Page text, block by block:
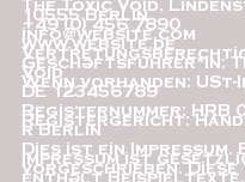
The Toxic Void,
10555 Berlin
+49 (0) 456 7890
info@website.com
www.website.de
Geschäftsführer*in:
Void
Wenn vorhanden: USt-
DE
123456789
Registernummer: HRB
Registergericht:
r Berlin
Dies ist ein Impressum.
Impressum ist
vorgeschrieben. Diese
enthält